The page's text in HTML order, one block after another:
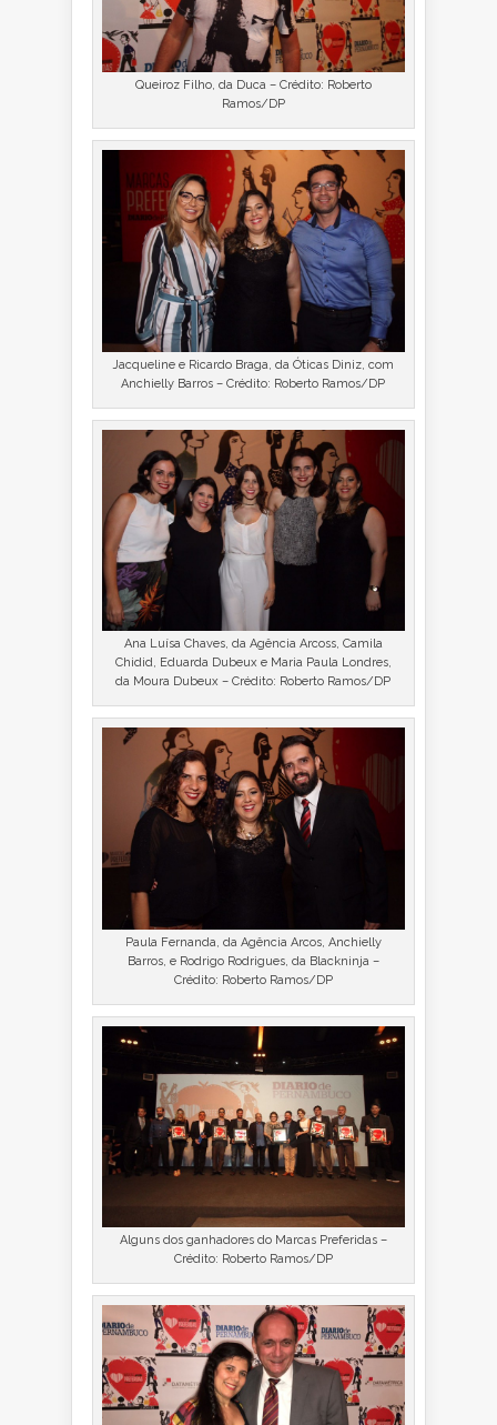
Queiroz Filho, da Duca – Crédito: Roberto
Ramos/DP
Jacqueline e Ricardo Braga, da Óticas Diniz, com
Anchielly Barros – Crédito: Roberto Ramos/DP
Ana Luísa Chaves, da Agência Arcoss, Camila
Chidid, Eduarda Dubeux e Maria Paula Londres,
da Moura Dubeux – Crédito: Roberto Ramos/DP
Paula Fernanda, da Agência Arcos, Anchielly
Barros, e Rodrigo Rodrigues, da Blackninja –
Crédito: Roberto Ramos/DP
Alguns dos ganhadores do Marcas Preferidas –
Crédito: Roberto Ramos/DP